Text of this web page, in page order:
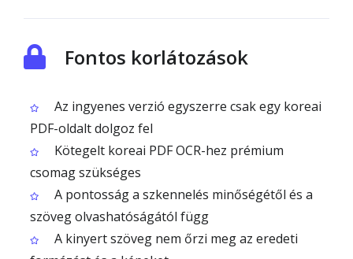
Fontos korlátozások
Az ingyenes verzió egyszerre csak egy koreai
PDF-oldalt dolgoz fel
Kötegelt koreai PDF OCR-hez prémium
csomag szükséges
A pontosság a szkennelés minőségétől és a
szöveg olvashatóságától függ
A kinyert szöveg nem őrzi meg az eredeti